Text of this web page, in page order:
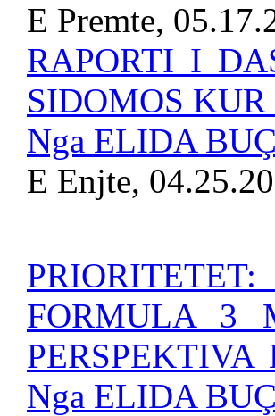
E Premte,
RAPORTI I
SIDOMOS
Nga ELIDA
E Enjte,
FORMULA 3
Nga ELIDA